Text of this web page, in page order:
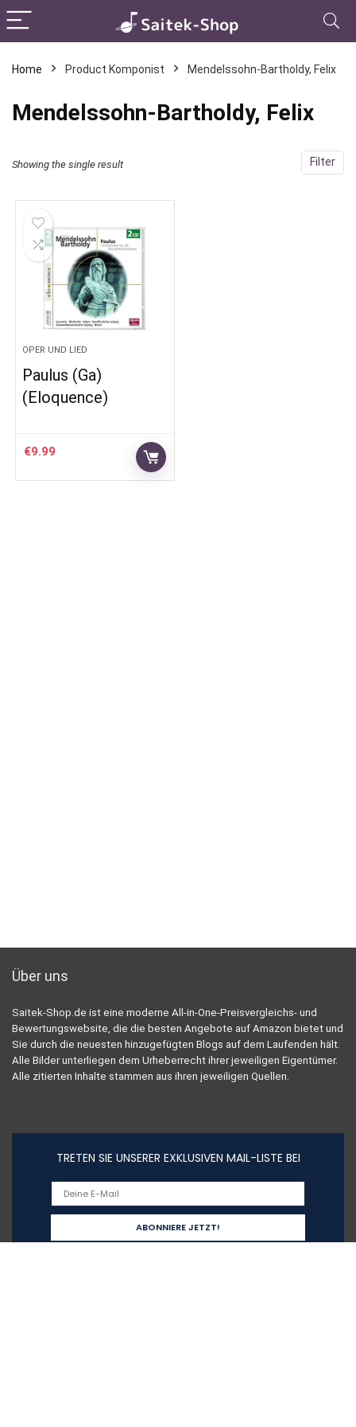
Home Product Komponist Mendelssohn-Bartholdy, Felix
Mendelssohn-Bartholdy, Felix
Filter
Showing the single result
OPER UND LIED
Paulus (Ga)
(Eloquence)
€9.99
Über uns
Saitek-Shop.de ist eine moderne All-in-One-Preisvergleichs- und
Bewertungswebsite, die die besten Angebote auf Amazon bietet und
Sie durch die neuesten hinzugefügten Blogs auf dem Laufenden hält.
Alle Bilder unterliegen dem Urheberrecht ihrer jeweiligen Eigentümer.
Alle zitierten Inhalte stammen aus ihren jeweiligen Quellen.
TRETEN SIE UNSERER EXKLUSIVEN MAIL-LISTE BEI